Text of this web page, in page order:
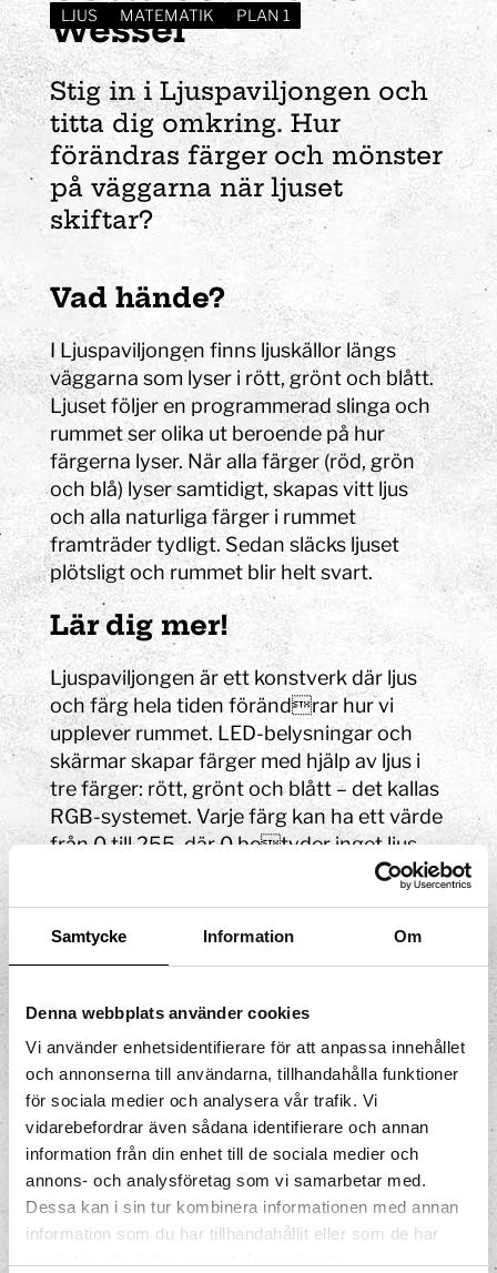
Samtycke Information Om
Denna webbplats använder cookies
Vi använder enhetsidentifierare för att anpassa innehållet
och annonserna till användarna, tillhandahålla funktioner
för sociala medier och analysera vår trafik. Vi
vidarebefordrar även sådana identifierare och annan
information från din enhet till de sociala medier och
annons- och analysföretag som vi samarbetar med.
Dessa kan i sin tur kombinera informationen med annan
information som du har tillhandahållit eller som de har
LJUS MATEMATIK PLAN 1
Wessel
Stig in i Ljuspaviljongen och
titta dig omkring. Hur
förändras färger och mönster
på väggarna när ljuset
skiftar?
Vad hände?
I Ljuspaviljongen finns ljuskällor längs
väggarna som lyser i rött, grönt och blått.
Ljuset följer en programmerad slinga och
rummet ser olika ut beroende på hur
färgerna lyser. När alla färger (röd, grön
och blå) lyser samtidigt, skapas vitt ljus
och alla naturliga färger i rummet
framträder tydligt. Sedan släcks ljuset
plötsligt och rummet blir helt svart.
Lär dig mer!
Ljuspaviljongen är ett konstverk där ljus
och färg hela tiden förändrar hur vi
upplever rummet. LED-belysningar och
skärmar skapar färger med hjälp av ljus i
tre färger: rött, grönt och blått – det kallas
RGB-systemet. Varje färg kan ha ett värde
från 0 till 255, där 0 betyder inget ljus
och 255 betyder full styrka. Genom att
blått kan man skapa över 16 miljoner olika
255) blir vitt. Alla tre på 0 ger svart.
I Ljuspaviljongen är ljuset programmerat
med hjälp av matematiska funktioner och
algoritmer, som styr vilka färger som visas
i vilken ordning och med vilken styrka. Det
är ett tydligt exempel på hur matematik,
teknik och konst kan samspela för att
skapa en magisk upplevelse.